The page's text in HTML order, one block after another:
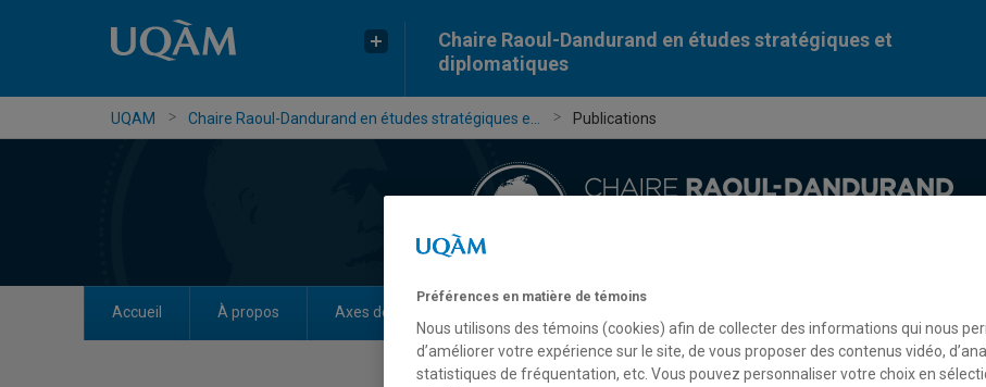
Chaire Raoul-Dandurand en études stratégiques et
diplomatiques
UQAM Chaire Raoul-Dandurand en études stratégiques e... Publications
Accueil À propos Axes de recherche
Préférences en matière de témoins
Nous utilisons des témoins (cookies) afin de collecter des informations qui nous
d’améliorer votre expérience sur le site, de vous proposer des contenus vidéo,
statistiques de fréquentation, etc. Vous pouvez personnaliser votre choix en